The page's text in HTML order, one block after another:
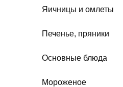
Яичницы и омлеты
Печенье, пряники
Основные блюда
Мороженое